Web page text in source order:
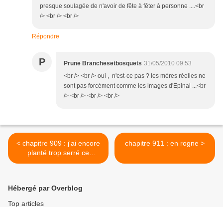
presque soulagée de n'avoir de fête à fêter à personne ....<br
/> <br /> <br />
Répondre
P Prune Branchesetbosquets 31/05/2010 09:53
<br /> <br /> oui , n'est-ce pas ? les mères réelles ne
sont pas forcément comme les images d'Epinal ...<br
/> <br /> <br /> <br />
< chapitre 909 : j'ai encore
planté trop serré ce
printemps ...
chapitre 911 : en rogne >
Hébergé par Overblog
Top articles